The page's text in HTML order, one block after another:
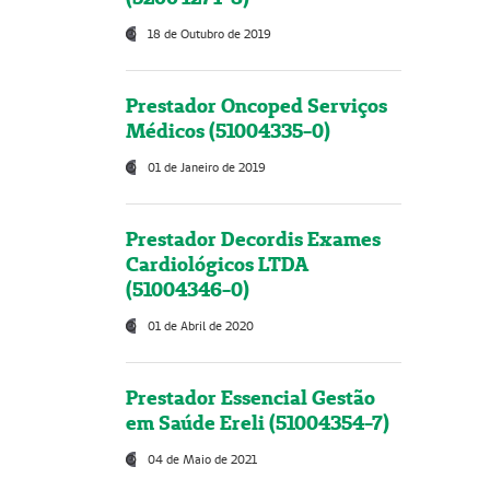
18 de Outubro de 2019
Prestador Oncoped Serviços
Médicos (51004335-0)
01 de Janeiro de 2019
Prestador Decordis Exames
Cardiológicos LTDA
(51004346-0)
01 de Abril de 2020
Prestador Essencial Gestão
em Saúde Ereli (51004354-7)
04 de Maio de 2021